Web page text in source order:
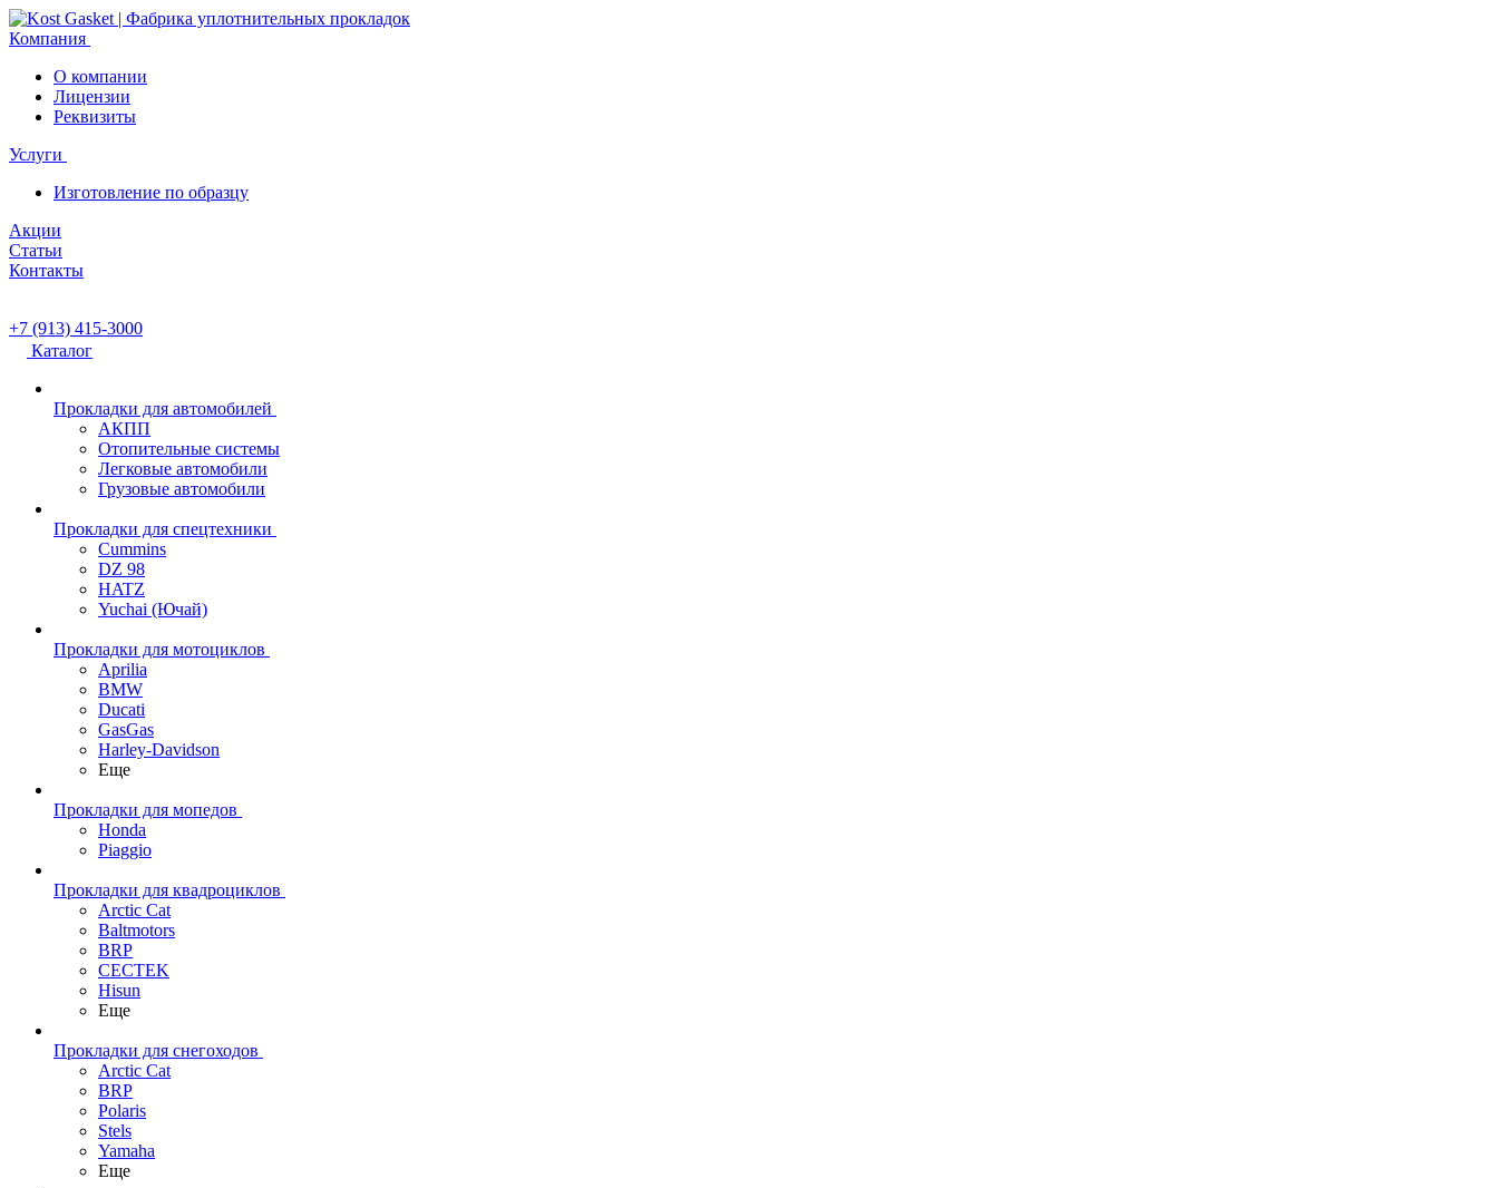
Компания
О компании
Лицензии
Реквизиты
Услуги
Изготовление по образцу
Акции
Статьи
Контакты
+7 (913) 415-3000
Каталог
Прокладки для автомобилей
АКПП
Отопительные системы
Легковые автомобили
Грузовые автомобили
Прокладки для спецтехники
Cummins
DZ 98
HATZ
Yuchai (Ючай)
Прокладки для мотоциклов
Aprilia
BMW
Ducati
GasGas
Harley-Davidson
Еще
Прокладки для мопедов
Honda
Piaggio
Прокладки для квадроциклов
Arctic Cat
Baltmotors
BRP
CECTEK
Hisun
Еще
Прокладки для снегоходов
Arctic Cat
BRP
Polaris
Stels
Yamaha
Еще